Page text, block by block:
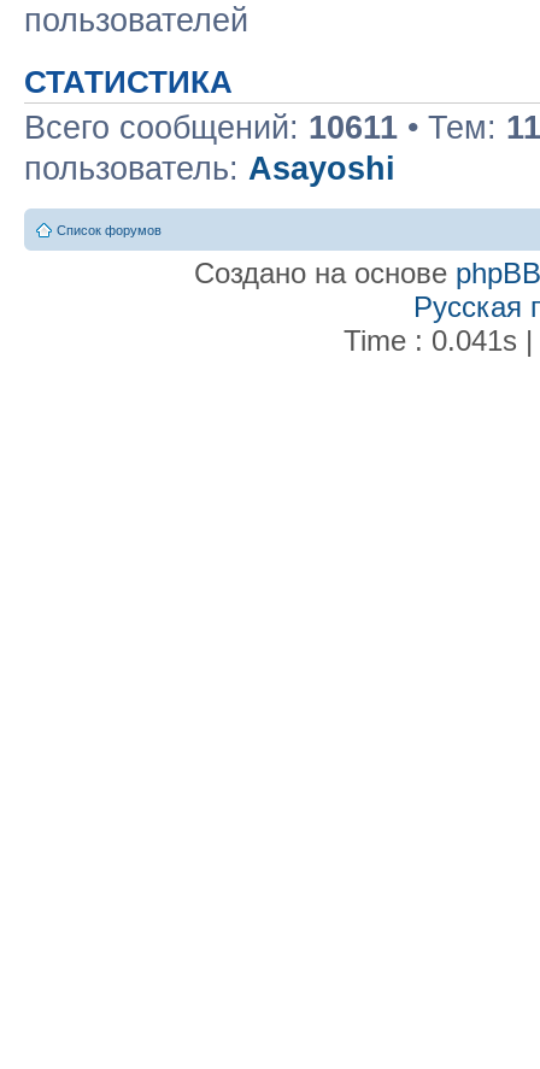
пользователей
СТАТИСТИКА
Всего сообщений: 10611 • Тем:
пользователь: Asayoshi
Список форумов
Создано на основе phpBB
Русская
Time : 0.041s